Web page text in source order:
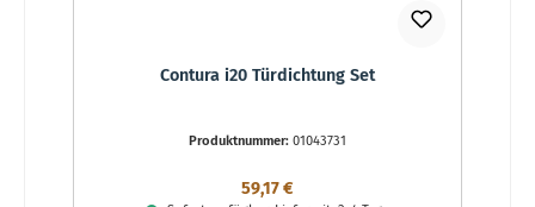
Contura i20 Türdichtung Set
Produktnummer: 01043731
Regulärer Preis:
59,17 €